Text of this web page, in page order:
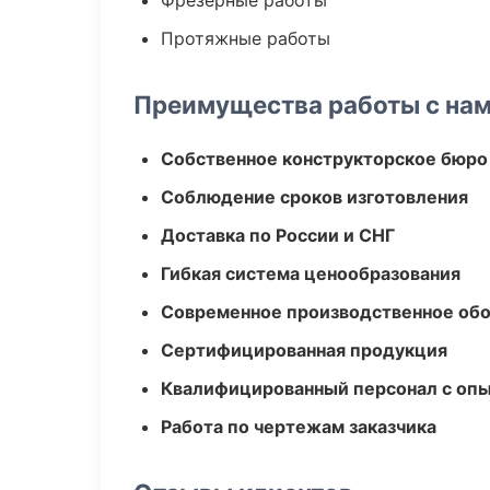
Протяжные работы
Преимущества работы с
Собственное конструкторское бюро
Соблюдение сроков изготовления
Доставка по России и СНГ
Гибкая система ценообразования
Современное производственное
Сертифицированная продукция
Квалифицированный персонал с
Работа по чертежам заказчика